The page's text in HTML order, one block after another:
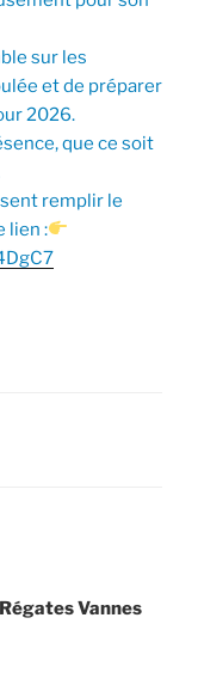
sur les
et de préparer
2026.
que ce soit
remplir le
lien :
Vannes